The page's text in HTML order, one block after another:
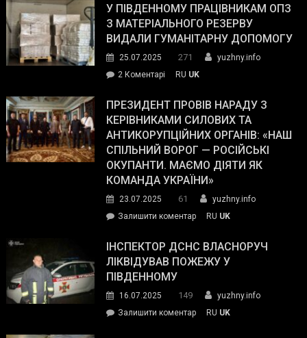
завойовує
симпатії
виборців
The
Street
Journal.
У ПІВДЕННОМУ ПРАЦІВНИКАМ ОПЗ
З МАТЕРІАЛЬНОГО РЕЗЕРВУ
ВИДАЛИ ГУМАНІТАРНУ ДОПОМОГУ
25.07.2025 271
yuzhny.info
2 Коментарі
Південному
працівникам
ОПЗ
з
матеріального
резерву
гуманітарну
допомогу
RU UK
ПРЕЗИДЕНТ ПРОВІВ НАРАДУ З
КЕРІВНИКАМИ СИЛОВИХ ТА
АНТИКОРУПЦІЙНИХ ОРГАНІВ: «НАШ
СПІЛЬНИЙ ВОРОГ — РОСІЙСЬКІ
ОКУПАНТИ. МАЄМО ДІЯТИ ЯК
КОМАНДА УКРАЇНИ»
23.07.2025 61
yuzhny.info
Залишити коментарon
провів
нараду
силових
та
RU UK
ІНСПЕКТОР ДСНС ВЛАСНОРУЧ
ЛІКВІДУВАВ ПОЖЕЖУ У
ПІВДЕННОМУ
16.07.2025 149
yuzhny.info
Залишити коментарon
RU UK